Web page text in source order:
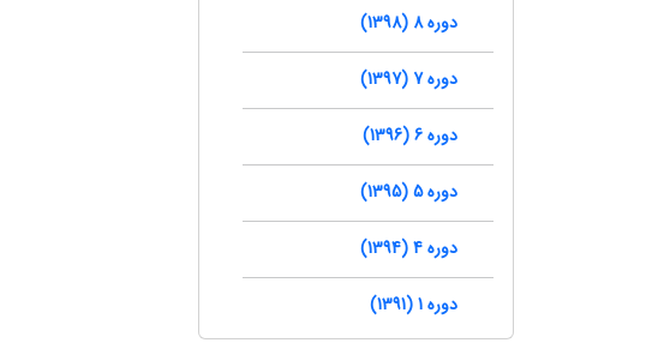
دوره 8 (1398)
دوره 7 (1397)
دوره 6 (1396)
دوره 5 (1395)
دوره 4 (1394)
دوره 1 (1391)